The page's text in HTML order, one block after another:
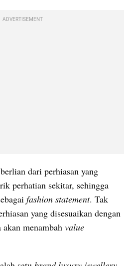
ADVERTISEMENT
dari perhiasan yang
perhatian sekitar, sehingga
fashion statement. Tak
yang disesuaikan dengan
akan menambah value